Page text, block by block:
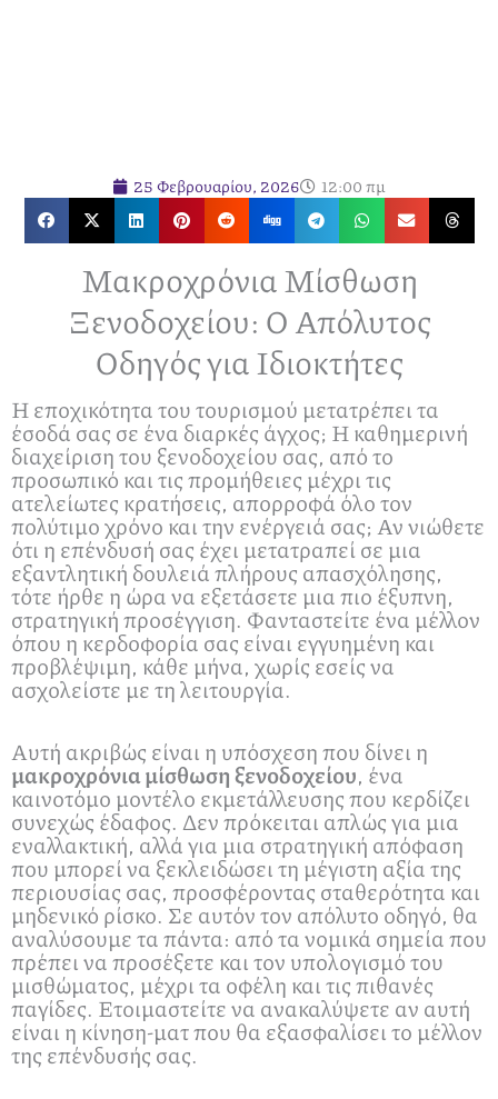
25 Φεβρουαρίου, 2026 12:00 πμ
Μακροχρόνια Μίσθωση
Ξενοδοχείου: Ο Απόλυτος
Οδηγός για Ιδιοκτήτες
Η εποχικότητα του τουρισμού μετατρέπει τα
έσοδά σας σε ένα διαρκές άγχος; Η καθημερινή
διαχείριση του ξενοδοχείου σας, από το
προσωπικό και τις προμήθειες μέχρι τις
ατελείωτες κρατήσεις, απορροφά όλο τον
πολύτιμο χρόνο και την ενέργειά σας; Αν νιώθετε
ότι η επένδυσή σας έχει μετατραπεί σε μια
εξαντλητική δουλειά πλήρους απασχόλησης,
τότε ήρθε η ώρα να εξετάσετε μια πιο έξυπνη,
στρατηγική προσέγγιση. Φανταστείτε ένα μέλλον
όπου η κερδοφορία σας είναι εγγυημένη και
προβλέψιμη, κάθε μήνα, χωρίς εσείς να
ασχολείστε με τη λειτουργία.
Αυτή ακριβώς είναι η υπόσχεση που δίνει η
μακροχρόνια μίσθωση ξενοδοχείου, ένα
καινοτόμο μοντέλο εκμετάλλευσης που κερδίζει
συνεχώς έδαφος. Δεν πρόκειται απλώς για μια
εναλλακτική, αλλά για μια στρατηγική απόφαση
που μπορεί να ξεκλειδώσει τη μέγιστη αξία της
περιουσίας σας, προσφέροντας σταθερότητα και
μηδενικό ρίσκο. Σε αυτόν τον απόλυτο οδηγό, θα
αναλύσουμε τα πάντα: από τα νομικά σημεία που
πρέπει να προσέξετε και τον υπολογισμό του
μισθώματος, μέχρι τα οφέλη και τις πιθανές
παγίδες. Ετοιμαστείτε να ανακαλύψετε αν αυτή
είναι η κίνηση-ματ που θα εξασφαλίσει το μέλλον
της επένδυσής σας.